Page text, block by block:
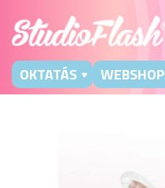
OKTATÁS WEBSHOP